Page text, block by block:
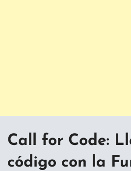
Call for Code:
código con la